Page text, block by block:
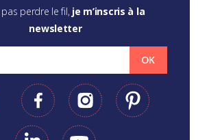
perdre le fil, je m’inscris à la
newsletter
OK